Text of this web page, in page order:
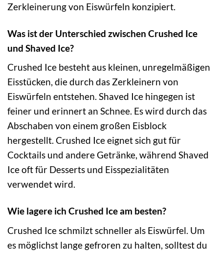
Zerkleinerung von Eiswürfeln konzipiert.
Was ist der Unterschied zwischen Crushed Ice
und Shaved Ice?
Crushed Ice besteht aus kleinen, unregelmäßigen
Eisstücken, die durch das Zerkleinern von
Eiswürfeln entstehen. Shaved Ice hingegen ist
feiner und erinnert an Schnee. Es wird durch das
Abschaben von einem großen Eisblock
hergestellt. Crushed Ice eignet sich gut für
Cocktails und andere Getränke, während Shaved
Ice oft für Desserts und Eisspezialitäten
verwendet wird.
Wie lagere ich Crushed Ice am besten?
Crushed Ice schmilzt schneller als Eiswürfel. Um
es möglichst lange gefroren zu halten, solltest du